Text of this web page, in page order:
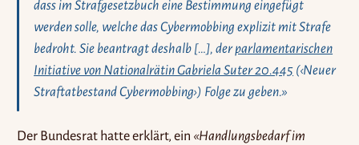
dass im Strafgesetzbuch eine Bestimmung eingefügt
werden solle, welche das Cybermobbing explizit mit Strafe
bedroht. Sie beantragt deshalb […], derparlamentarischen
Initiative von Nationalrätin Gabriela Suter 20.445 (‹Neuer
Straftatbestand Cybermobbing›) Folge zu geben.»
Der Bundesrat hatte erklärt, ein «Handlungsbedarf im